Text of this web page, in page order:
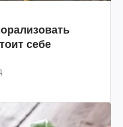
себе